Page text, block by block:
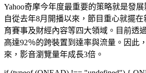
Yahoo奇摩今年度最重要的策略就是發
自從去年8月開播以來，節目重心就擺
育賽事及財經內容等四大領域。目前透
高達92％的跨裝置到達率與流量。因此
來，影音瀏覽量年成長3倍。